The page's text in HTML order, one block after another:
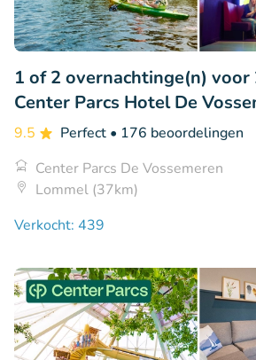
1 of 2 overnachtinge(n)
Center Parcs Hotel De
9.5 Perfect • 176 beoordelingen
Center Parcs De Vossemeren
Lommel (37km)
Verkocht: 439